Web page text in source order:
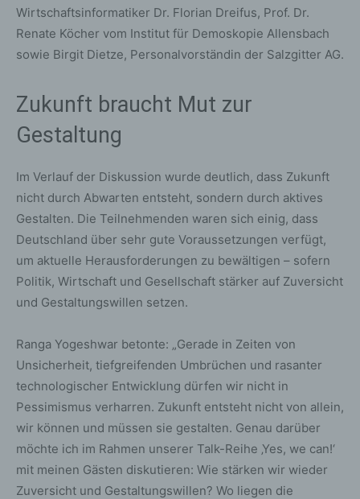
Wirtschaftsinformatiker Dr. Florian Dreifus, Prof. Dr.
Renate Köcher vom Institut für Demoskopie Allensbach
sowie Birgit Dietze, Personalvorständin der Salzgitter AG.
Zukunft braucht Mut zur
Gestaltung
Im Verlauf der Diskussion wurde deutlich, dass Zukunft
nicht durch Abwarten entsteht, sondern durch aktives
Gestalten. Die Teilnehmenden waren sich einig, dass
Deutschland über sehr gute Voraussetzungen verfügt,
um aktuelle Herausforderungen zu bewältigen – sofern
Politik, Wirtschaft und Gesellschaft stärker auf Zuversicht
und Gestaltungswillen setzen.
Ranga Yogeshwar betonte: „Gerade in Zeiten von
Unsicherheit, tiefgreifenden Umbrüchen und rasanter
technologischer Entwicklung dürfen wir nicht in
Pessimismus verharren. Zukunft entsteht nicht von allein,
wir können und müssen sie gestalten. Genau darüber
möchte ich im Rahmen unserer Talk-Reihe ‚Yes, we can!‘
mit meinen Gästen diskutieren: Wie stärken wir wieder
Zuversicht und Gestaltungswillen? Wo liegen die